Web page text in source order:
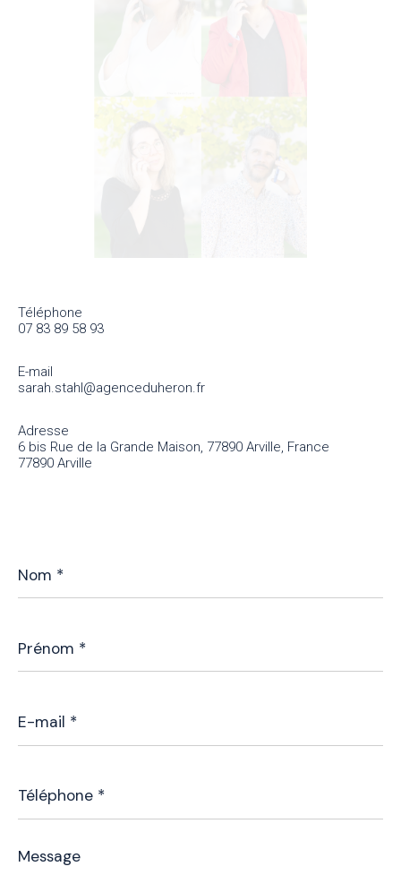
Téléphone
07 83 89 58 93
E-mail
sarah.stahl@agenceduheron.fr
Adresse
6 bis Rue de la Grande Maison, 77890 Arville, France
77890 Arville
*
*
mail
*
*
Message
*